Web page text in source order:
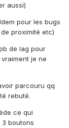
aussi)
pour les bugs
proximité etc)
de lag pour
je ne
parcouru qq
rebuté.
ce qui
boutons